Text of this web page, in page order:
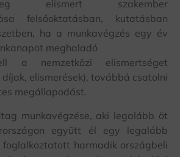
elismert szakember
felsőoktatásban, kutatásban
ha a munkavégzés egy év
meghaladó
a nemzetközi elismertséget
díjak, elismerések), továbbá csatolni
megállapodást.
munkavégzése, aki legalább öt
együtt él egy legalább
harmadik országbeli